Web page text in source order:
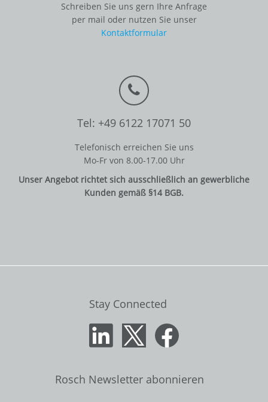
Schreiben Sie uns gern Ihre Anfrage
per mail oder nutzen Sie unser
Kontaktformular
Tel: +49 6122 17071 50
Telefonisch erreichen Sie uns
Mo-Fr von 8.00-17.00 Uhr
Unser Angebot richtet sich ausschließlich an gewerbliche
Kunden gemäß §14 BGB.
Stay Connected
Rosch Newsletter abonnieren